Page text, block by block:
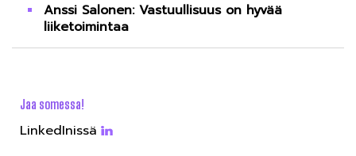
Anssi Salonen: Vastuullisuus on hyvää
liiketoimintaa
Jaa somessa!
LinkedInissä